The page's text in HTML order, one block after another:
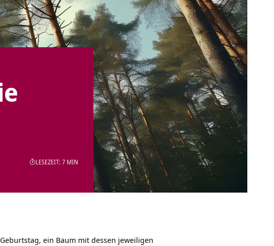
LESEZEIT: 7 MIN
ein Baum mit dessen jeweiligen